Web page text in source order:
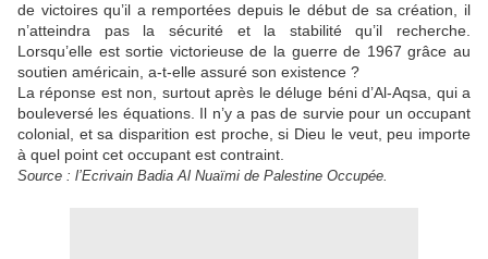
de victoires qu’il a remportées depuis le début de sa création, il
n’atteindra pas la sécurité et la stabilité qu’il recherche.
Lorsqu’elle est sortie victorieuse de la guerre de 1967 grâce au
soutien américain, a-t-elle assuré son existence ?
La réponse est non, surtout après le déluge béni d’Al-Aqsa, qui a
bouleversé les équations. Il n’y a pas de survie pour un occupant
colonial, et sa disparition est proche, si Dieu le veut, peu importe
à quel point cet occupant est contraint.
Source : l’Ecrivain Badia Al Nuaïmi de Palestine Occupée.